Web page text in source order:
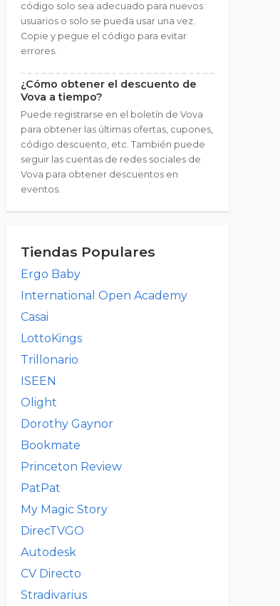
código solo sea adecuado para nuevos
usuarios o solo se pueda usar una vez.
Copie y pegue el código para evitar
errores.
¿Cómo obtener el descuento de
Vova a tiempo?
Puede registrarse en el boletín de Vova
para obtener las últimas ofertas, cupones,
código descuento, etc. También puede
seguir las cuentas de redes sociales de
Vova para obtener descuentos en
eventos.
Tiendas Populares
Ergo Baby
International Open Academy
Casai
LottoKings
Trillonario
ISEEN
Olight
Dorothy Gaynor
Bookmate
Princeton Review
PatPat
My Magic Story
DirecTVGO
Autodesk
CV Directo
Stradivarius